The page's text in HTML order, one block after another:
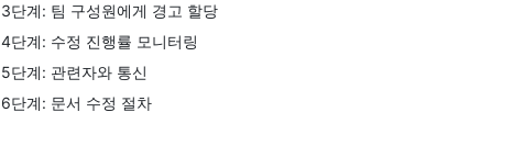
3단계: 팀 구성원에게 경고 할당
4단계: 수정 진행률 모니터링
5단계: 관련자와 통신
6단계: 문서 수정 절차